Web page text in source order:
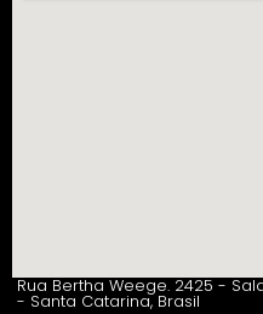
Rua Bertha Weege. 2425 -
- Santa Catarina, Brasil